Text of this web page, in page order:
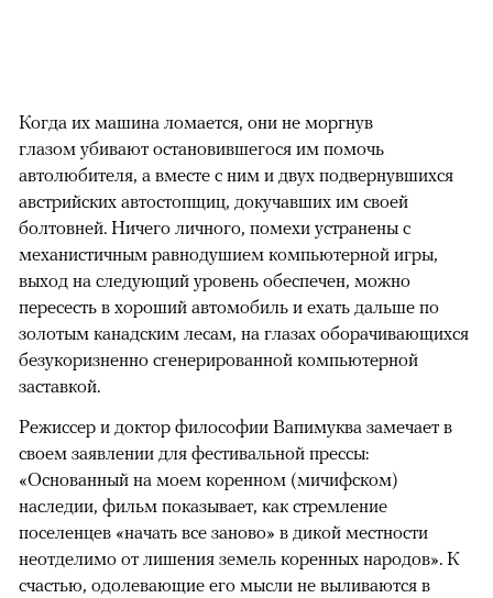
Когда их машина ломается, они не моргнув
глазом убивают остановившегося им помочь
автолюбителя, а вместе с ним и двух подвернувшихся
австрийских автостопщиц, докучавших им своей
болтовней. Ничего личного, помехи устранены с
механистичным равнодушием компьютерной игры,
выход на следующий уровень обеспечен, можно
пересесть в хороший автомобиль и ехать дальше по
золотым канадским лесам, на глазах оборачивающихся
безукоризненно сгенерированной компьютерной
заставкой.
Режиссер и доктор философии Вапимуква замечает в
своем заявлении для фестивальной прессы:
«Основанный на моем коренном (мичифском)
наследии, фильм показывает, как стремление
поселенцев «начать все заново» в дикой местности
неотделимо от лишения земель коренных народов». К
счастью, одолевающие его мысли не выливаются в